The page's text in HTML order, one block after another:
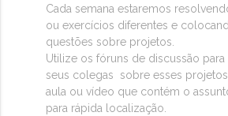
Cada semana estaremos
ou exercícios diferentes e
questões sobre projetos.
Utilize os fóruns de discussão
seus colegas sobre esses
aula ou vídeo que contém o
para rápida localização.